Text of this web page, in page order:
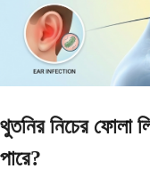
থুতনির নিচের
পারে?